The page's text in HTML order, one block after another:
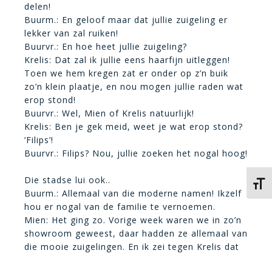
delen!
Buurm.: En geloof maar dat jullie zuigeling er
lekker van zal ruiken!
Buurvr.: En hoe heet jullie zuigeling?
Krelis: Dat zal ik jullie eens haarfijn uitleggen!
Toen we hem kregen zat er onder op z’n buik
zo’n klein plaatje, en nou mogen jullie raden wat
erop stond!
Buurvr.: Wel, Mien of Krelis natuurlijk!
Krelis: Ben je gek meid, weet je wat erop stond?
‘Filips’!
Buurvr.: Filips? Nou, jullie zoeken het nogal hoog!
Die stadse lui ook..
Buurm.: Allemaal van die moderne namen! Ikzelf
hou er nogal van de familie te vernoemen.
Mien: Het ging zo. Vorige week waren we in zo’n
showroom geweest, daar hadden ze allemaal van
die mooie zuigelingen. En ik zei tegen Krelis dat